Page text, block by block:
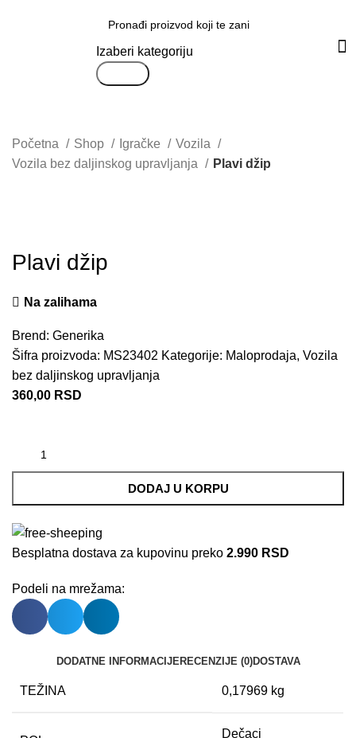
Izaberi kategoriju
Početna Shop Igračke
Vozila
Vozila bez daljinskog upravljanja
Plavi džip
Plavi džip
Na zalihama
Brend: Generika
Šifra proizvoda: MS23402 Kategorije: Maloprodaja, Vozila
bez daljinskog upravljanja
360,00 RSD
DODAJ U KORPU
Besplatna dostava za kupovinu preko 2.990 RSD
Podeli na mrežama:
DODATNE INFORMACIJERECENZIJE (0)DOSTAVA
TEŽINA 0,17969 kg
Dečaci